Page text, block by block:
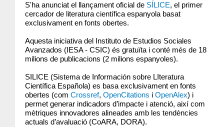
S'ha anunciat el llançament oficial de SÍLICE, el primer
cercador de literatura científica espanyola basat
exclusivament en fonts obertes.
Aquesta iniciativa del Instituto de Estudios Sociales
Avanzados (IESA - CSIC) és gratuïta i conté més de 18
milions de publicacions (2 milions espanyoles).
SILICE (Sistema de Información sobre LIteratura
Científica Española) es basa exclusivament en fonts
obertes (com Crossref, OpenCitations i OpenAlex) i
permet generar indicadors d’impacte i atenció, així com
mètriques innovadores alineades amb les tendències
actuals d’avaluació (CoARA, DORA).